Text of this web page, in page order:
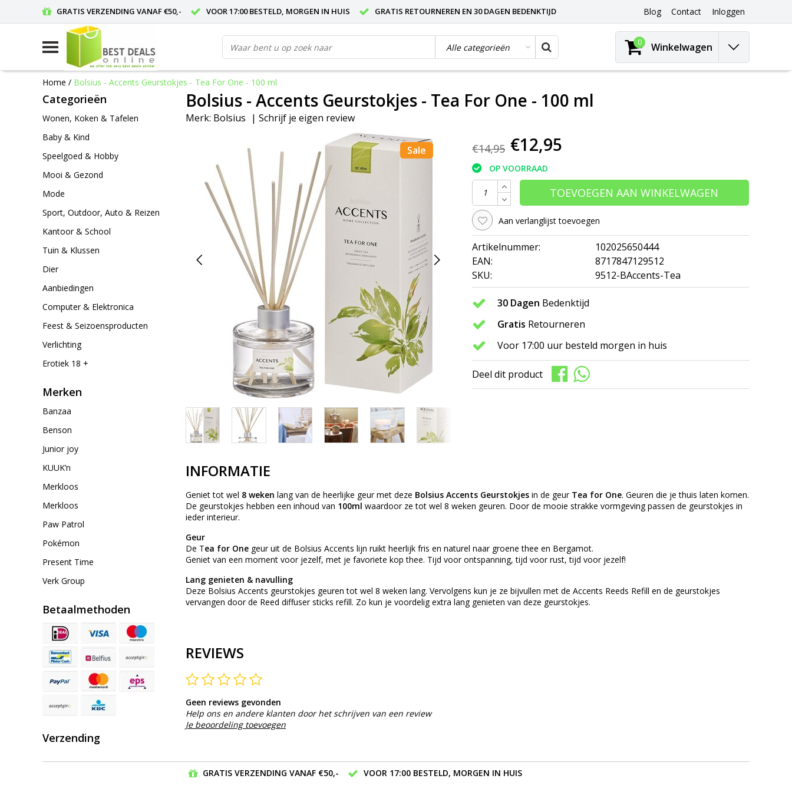
GRATIS VERZENDING VANAF €50,- VOOR 17:00 BESTELD, MORGEN IN HUIS GRATIS RETOURNEREN EN 30 DAGEN BEDENKTIJD Blog Contact Inloggen
0 Winkelwagen
Home / Bolsius - Accents Geurstokjes - Tea For One - 100 ml
Categorieën
Wonen, Koken & Tafelen
Baby & Kind
Speelgoed & Hobby
Mooi & Gezond
Mode
Sport, Outdoor, Auto & Reizen
Kantoor & School
Tuin & Klussen
Dier
Aanbiedingen
Computer & Elektronica
Feest & Seizoensproducten
Verlichting
Erotiek 18 +
Merken
Banzaa
Benson
Junior joy
KUUK’n
Merkloos
Merkloos
Paw Patrol
Pokémon
Present Time
Verk Group
Betaalmethoden
Verzending
Bolsius - Accents Geurstokjes - Tea For One - 100 ml
Merk: Bolsius | Schrijf je eigen review
Sale €14,95 €12,95
OP VOORRAAD
TOEVOEGEN AAN WINKELWAGEN
Aan verlanglijst toevoegen
Artikelnummer:
102025650444
EAN:
8717847129512
SKU:
9512-BAccents-Tea
30 Dagen Bedenktijd
Gratis Retourneren
Voor 17:00 uur besteld morgen in huis
Deel dit product
INFORMATIE
Geniet tot wel 8 weken lang van de heerlijke geur met deze Bolsius Accents Geurstokjes in de geur Tea for One. Geuren die je thuis laten komen.
De geurstokjes hebben een inhoud van 100ml waardoor ze tot wel 8 weken geuren. Door de mooie strakke vormgeving passen de geurstokjes in
ieder interieur.
Geur
De Tea for One geur uit de Bolsius Accents lijn ruikt heerlijk fris en naturel naar groene thee en Bergamot.
Geniet van een moment voor jezelf, met je favoriete kop thee. Tijd voor ontspanning, tijd voor rust, tijd voor jezelf!
Lang genieten & navulling
Deze Bolsius Accents geurstokjes geuren tot wel 8 weken lang. Vervolgens kun je ze bijvullen met de Accents Reeds Refill en de geurstokjes
vervangen door de Reed diffuser sticks refill. Zo kun je voordelig extra lang genieten van deze geurstokjes.
REVIEWS
Geen reviews gevonden
Help ons en andere klanten door het schrijven van een review
Je beoordeling toevoegen
GRATIS VERZENDING VANAF €50,-
VOOR 17:00 BESTELD, MORGEN IN HUIS